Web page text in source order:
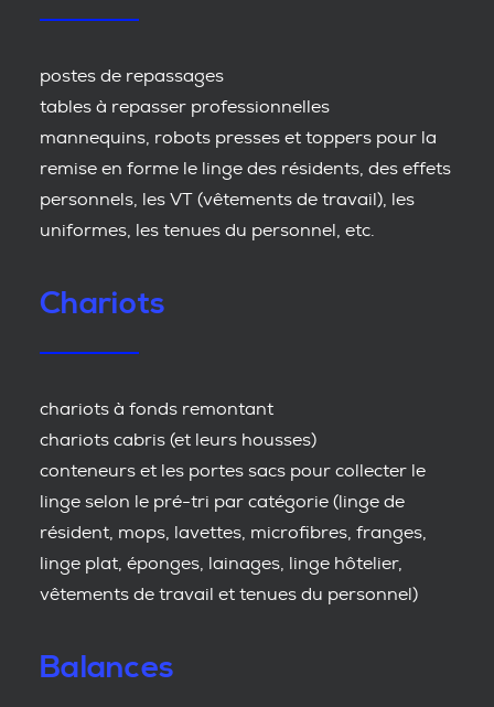
postes de repassages
tables à repasser professionnelles
mannequins, robots presses et toppers pour la
remise en forme le linge des résidents, des effets
personnels, les VT (vêtements de travail), les
uniformes, les tenues du personnel, etc.
Chariots
chariots à fonds remontant
chariots cabris (et leurs housses)
conteneurs et les portes sacs pour collecter le
linge selon le pré-tri par catégorie (linge de
résident, mops, lavettes, microfibres, franges,
linge plat, éponges, lainages, linge hôtelier,
vêtements de travail et tenues du personnel)
Balances